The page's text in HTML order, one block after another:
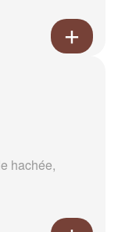
hachée,